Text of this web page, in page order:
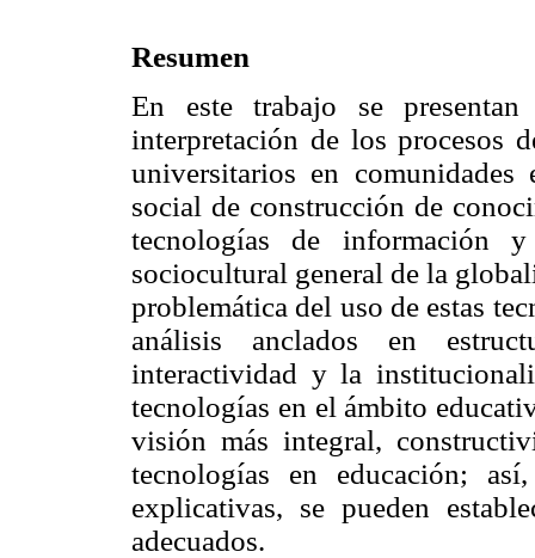
Resumen
En este trabajo se
interpretación de los procesos
universitarios en
social de construcción de
tecnologías de información
sociocultural general de la
problemática del uso de estas
análisis anclados en
interactividad y la
tecnologías en el ámbito
visión más integral,
tecnologías en educación;
explicativas, se pueden
adecuados.